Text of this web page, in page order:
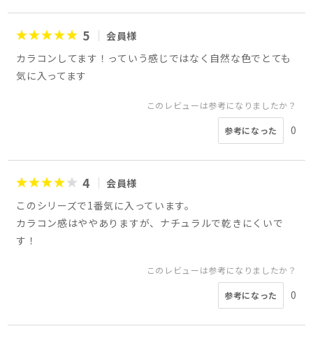
5
会員様
カラコンしてます！っていう感じではなく自然な色でとても
気に入ってます
このレビューは参考になりましたか？
参考になった 0
4
会員様
このシリーズで1番気に入っています。
カラコン感はややありますが、ナチュラルで乾きにくいで
す！
このレビューは参考になりましたか？
参考になった 0